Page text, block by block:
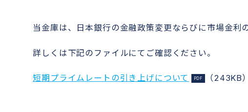
当金庫は、日本銀行の金融政策変更ならびに市場金利
詳しくは下記のファイルにてご確認ください。
短期プライムレートの引き上げについて （243KB）